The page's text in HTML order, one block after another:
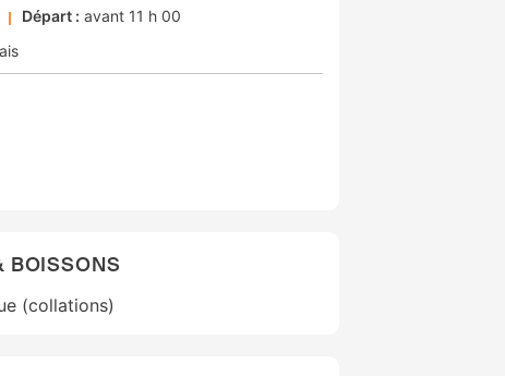
Départ : avant 11 h 00
BOISSONS
(collations)